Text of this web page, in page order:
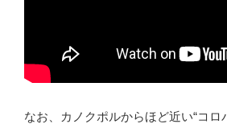
なお、カノクポルからほど近い“コロ